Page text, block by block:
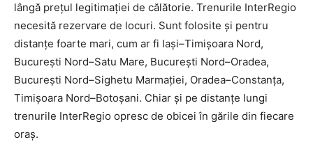
lângă prețul legitimației de călătorie. Trenurile InterRegio
necesită rezervare de locuri. Sunt folosite și pentru
distanțe foarte mari, cum ar fi Iași–Timișoara Nord,
București Nord–Satu Mare, București Nord–Oradea,
București Nord–Sighetu Marmației, Oradea–Constanța,
Timișoara Nord–Botoșani. Chiar și pe distanțe lungi
trenurile InterRegio opresc de obicei în gările din fiecare
oraș.